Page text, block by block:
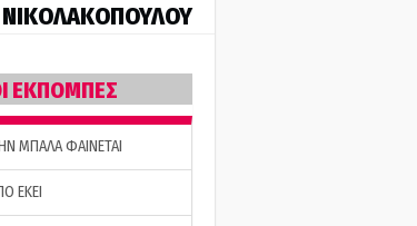
ΝΙΚΟΛΑΚΟΠΟΥΛΟΥ
ΕΚΠΟΜΠΕΣ
ΜΠΑΛΑ ΦΑΙΝΕΤΑΙ
ΕΚΕΙ